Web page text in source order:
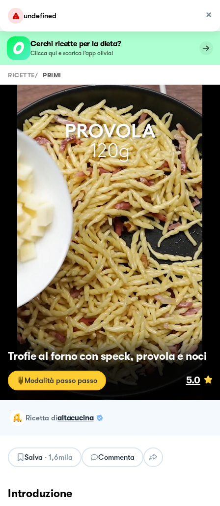
undefined
Cerchi ricette per la dieta?
Clicca qui e scarica l’app olivia!
RICETTE/ PRIMI
Trofie al forno con speck, provola e noci
Modalità passo passo 5.0
ricetta dialtacucina
Salva · 1,6mila Commenta
Introduzione